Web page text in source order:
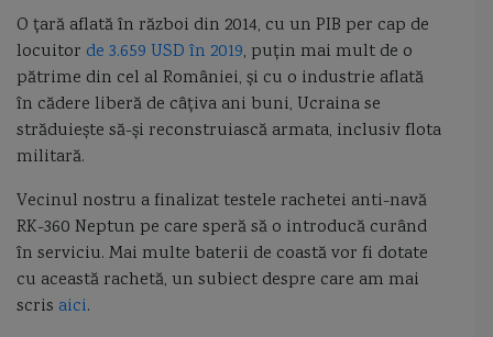
campanie de revitalizare și prelungire a resursei minelor marine de tip MMMCA-1 din
canoniera canoniera Bistrita canoniera Dumitrescu
canoniera Eugen Stihi
canoniera Oltul canoniera Siretul canoniere
Capitan comandor Alexandru Catuneanu caraca caraca de la Balinesti
cargoul Fundulea
O țară aflată în război din 2014, cu un PIB per cap de
locuitor de 3.659 USD în 2019, puțin mai mult de o
pătrime din cel al României, și cu o industrie aflată
în cădere liberă de câțiva ani buni, Ucraina se
străduiește să-și reconstruiască armata, inclusiv flota
militară.
Vecinul nostru a finalizat testele rachetei anti-navă
RK-360 Neptun pe care speră să o introducă curând
în serviciu. Mai multe baterii de coastă vor fi dotate
cu această rachetă, un subiect despre care am mai
scris aici.